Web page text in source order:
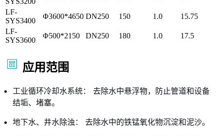
LF-
SYS3400
Φ3600*4650 DN250 150 1.0
15.75
LF-
SYS3600
Φ500*2150 DN250 180 1.0 17.5
应用范围
工业循环冷却水系统： 去除水中悬浮物，防止管道和设备
结垢、堵塞。
地下水、井水除浊： 去除水中的铁锰氧化物沉淀和泥沙。